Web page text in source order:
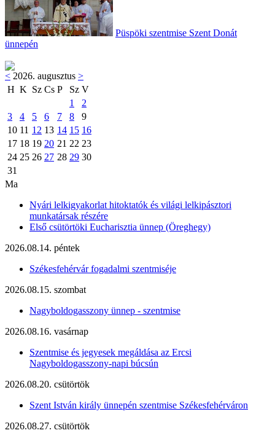
Püspöki szentmise Szent Donát
ünnepén
< 2026. augusztus >
H K Sz Cs P Sz V
1
2
3
4 5 6 7 8
9
10 11 12 13 14 15 16
17 18 19 20 21 22 23
24 25 26 27 28 29 30
31
Ma
Nyári lelkigyakorlat hitoktatók és világi lelkipásztori
munkatársak részére
Első csütörtöki Eucharisztia ünnep (Öreghegy)
2026.08.14. péntek
Székesfehérvár fogadalmi szentmiséje
2026.08.15. szombat
Nagyboldogasszony ünnep - szentmise
2026.08.16. vasárnap
Szentmise és jegyesek megáldása az Ercsi
Nagyboldogasszony-napi búcsún
2026.08.20. csütörtök
Szent István király ünnepén szentmise Székesfehérváron
2026.08.27. csütörtök